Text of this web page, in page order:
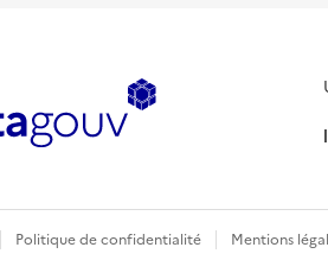
Politique de confidentialité Mentions